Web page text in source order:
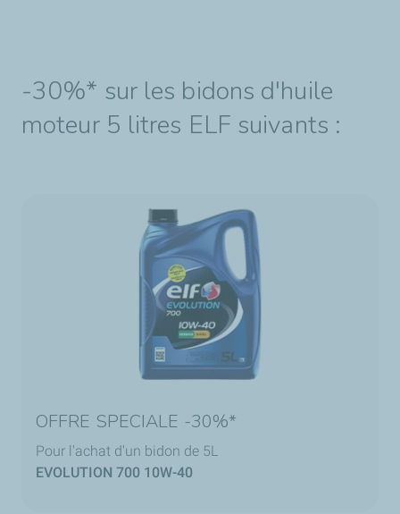
-30%* sur les bidons d'huile
moteur 5 litres ELF suivants :
OFFRE SPECIALE -30%*
Pour l'achat d'un bidon de 5L
EVOLUTION 700 10W-40